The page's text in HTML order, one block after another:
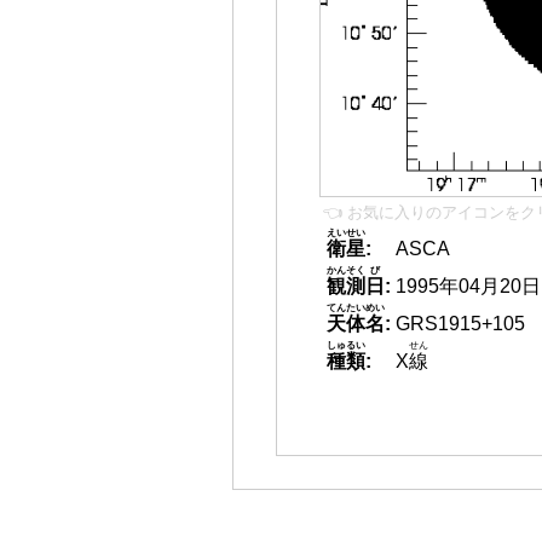
👈 お気に入りのアイコンをク
衛星
えいせい
:
ASCA
観測
かんそく
日
び
: 1995年04月20日
天体名
てんたいめい
: GRS1915+105
種類
しゅるい
: X線
せん